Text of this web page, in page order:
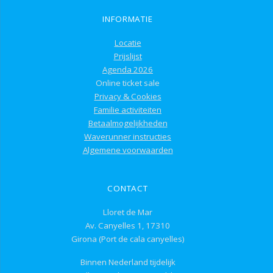
INFORMATIE
Locatie
Prijslijst
Agenda 2026
Online ticket sale
Privacy & Cookies
Familie activiteiten
Betaalmogelijkheden
Waverunner instructies
Algemene voorwaarden
CONTACT
Lloret de Mar
Av. Canyelles 1, 17310
Girona (Port de cala canyelles)
Binnen Nederland tijdelijk